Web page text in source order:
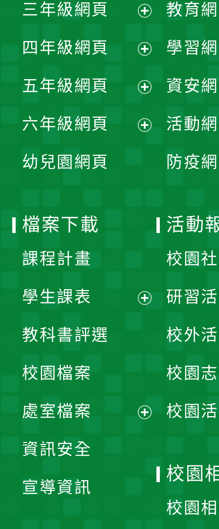
選
單
開
選
單
三年級網頁
開
選
單
四年級網頁
開
選
五年級網頁
開
六年級網頁
幼兒園網頁
教育
學習
資安
活動
防疫
檔案下載
課程計畫
學生課表
單
教科書評選
校園檔案
處室檔案
資訊安全
宣導資訊
活動
校園
研習
校外
校園
校園
校園
校園